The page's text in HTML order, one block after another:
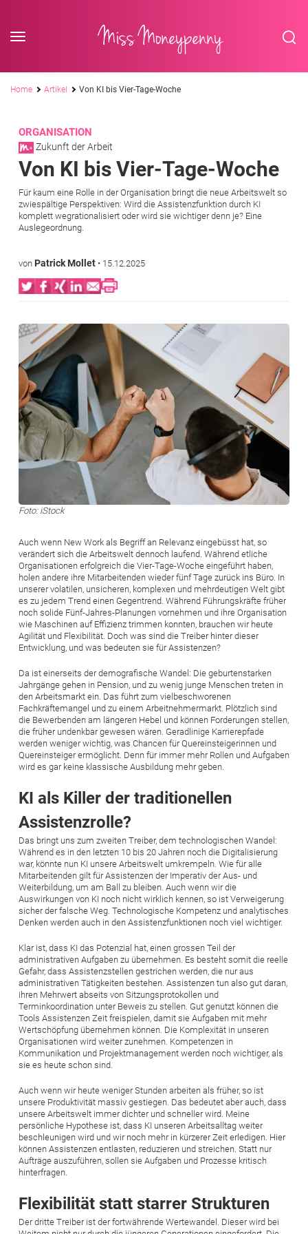
Miss Moneypenny
Pfadnavigation
Home Artikel Von KI bis Vier-Tage-Woche
ORGANISATION
Zukunft der Arbeit
Von KI bis Vier-Tage-Woche
Für kaum eine Rolle in der Organisation bringt die neue Arbeitswelt so
zwiespältige Perspektiven: Wird die Assistenzfunktion durch KI
komplett wegrationalisiert oder wird sie wichtiger denn je? Eine
Auslegeordnung.
von Patrick Mollet • 15.12.2025
Bild
Foto: iStock
Auch wenn New Work als Begriff an Relevanz eingebüsst hat, so
verändert sich die Arbeitswelt dennoch laufend. Während etliche
Organisationen erfolgreich die Vier-Tage-Woche eingeführt haben,
holen andere ihre Mitarbeitenden wieder fünf Tage zurück ins Büro. In
unserer volatilen, unsicheren, komplexen und mehrdeutigen Welt gibt
es zu jedem Trend einen Gegentrend. Während Führungskräfte früher
noch solide Fünf-Jahres-Pla­nungen vornehmen und ihre Organisation
wie Maschinen auf Effizienz trimmen konnten, brauchen wir heute
Agilität und Flexibilität. Doch was sind die Treiber hinter dieser
Entwicklung, und was bedeuten sie für Assistenzen?
Da ist einerseits der demografische Wandel: Die geburtenstarken
Jahrgänge gehen in Pension, und zu wenig junge Menschen treten in
den Arbeitsmarkt ein. Das führt zum vielbeschworenen
Fachkräftemangel und zu einem Arbeitnehmermarkt. Plötzlich sind
die Bewerbenden am längeren Hebel und können Forderungen stellen,
die früher undenkbar gewesen wären. Geradlinige Karrierepfade
werden weniger wichtig, was Chancen für Querein­steigerinnen und
Quereinsteiger ermöglicht. Denn für immer mehr Rollen und Aufgaben
wird es gar keine klassische Aus­bildung mehr geben.
KI als Killer der traditionellen
Assistenzrolle?
Das bringt uns zum zweiten Treiber, dem technologischen Wandel:
Während es in den letzten 10 bis 20 Jahren noch die Digitali­sierung
war, könnte nun KI unsere Arbeitswelt umkrempeln. Wie für alle
Mitarbeitenden gilt für Assistenzen der Imperativ der Aus- und
Weiterbildung, um am Ball zu bleiben. Auch wenn wir die
Auswirkungen von KI noch nicht wirklich kennen, so ist Verwei­gerung
sicher der falsche Weg. Technologische Kompetenz und analytisches
Denken werden auch in den Assistenzfunktionen noch viel wichtiger.
Klar ist, dass KI das Potenzial hat, einen grossen Teil der
administrativen Aufgaben zu übernehmen. Es besteht somit die reelle
Gefahr, dass Assistenzstellen gestrichen werden, die nur aus
administrativen Tätigkeiten bestehen. Assistenzen tun also gut daran,
ihren Mehrwert abseits von Sitzungsprotokollen und
Terminkoordination unter Beweis zu stellen. Gut genutzt können die
Tools Assistenzen Zeit freispielen, damit sie Aufgaben mit mehr
Wertschöpfung übernehmen können. Die Komplexität in unseren
Organisationen wird weiter zunehmen. Kompetenzen in
Kommunikation und Projektmanagement werden noch wichtiger, als
sie es heute schon sind.
Auch wenn wir heute weniger Stunden arbeiten als früher, so ist
unsere Produktivität massiv gestiegen. Das bedeutet aber auch, dass
unsere Arbeitswelt immer dichter und schneller wird. Meine
persönliche Hypothese ist, dass KI unseren Arbeitsalltag weiter
beschleunigen wird und wir noch mehr in kürzerer Zeit erledigen. Hier
können Assistenzen entlasten, reduzieren und streichen. Statt nur
Aufträge auszuführen, sollen sie Aufgaben und Prozesse kritisch
hinterfragen.
Flexibilität statt starrer Strukturen
Der dritte Treiber ist der fortwährende Wertewandel. Dieser wird bei